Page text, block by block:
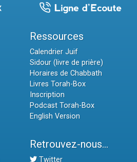
Ressources
Calendrier Juif
Sidour (livre de prière)
Horaires de Chabbath
Livres Torah-Box
Inscription
Podcast Torah-Box
English Version
Retrouvez-nous...
Twitter